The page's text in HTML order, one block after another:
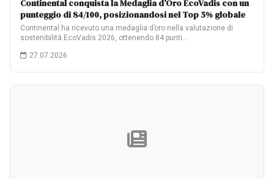
Continental conquista la Medaglia d’Oro EcoVadis con un
punteggio di 84/100, posizionandosi nel Top 5% globale
Continental ha ricevuto una medaglia d’oro nella valutazione di
sostenibilità EcoVadis 2026, ottenendo 84 punti…
27.07.2026